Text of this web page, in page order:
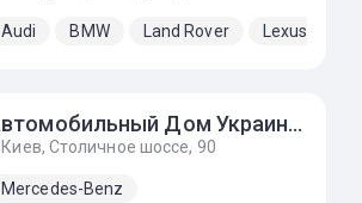
Audi BMW Land Rover Lexus
Автомобильный Дом Украина-Мерседес Бенц
Киев, Столичное шоссе, 90
Mercedes-Benz